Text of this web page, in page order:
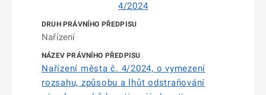
4/2024
Nařízení
Nařízení města č. 4/2024, o vymezení
rozsahu, způsobu a lhůt odstraňování